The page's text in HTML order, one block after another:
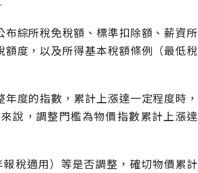
綜所稅免稅額、標準扣除額、薪資所
度，以及所得基本稅額條例（最低稅
度的指數，累計上漲達一定程度時，
說，調整門檻為物價指數累計上漲達
稅適用）等是否調整，確切物價累計